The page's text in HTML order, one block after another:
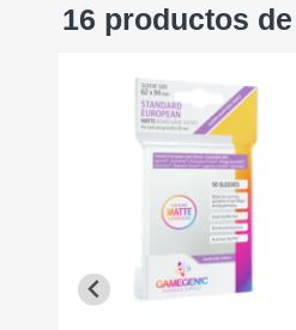
16 productos